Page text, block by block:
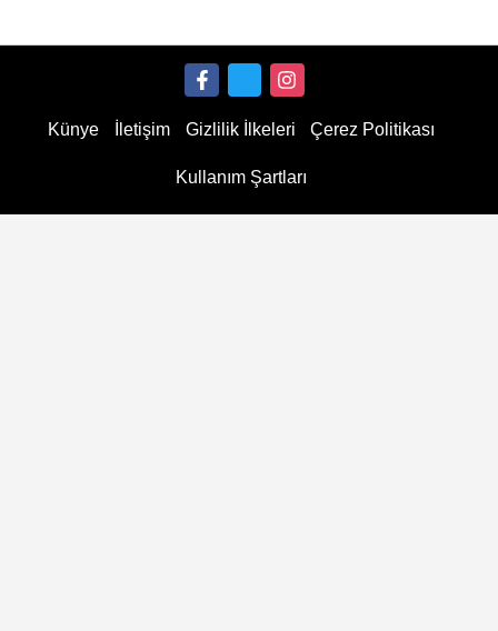
Künye İletişim Gizlilik İlkeleri Çerez Politikası
Kullanım Şartları